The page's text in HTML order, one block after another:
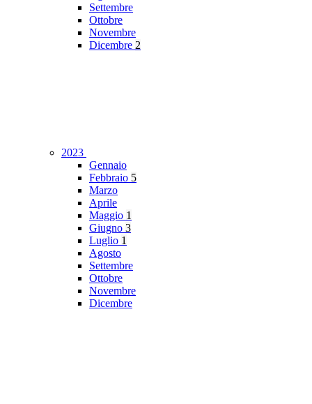
Settembre
Ottobre
Novembre
Dicembre 2
2023
Gennaio
Febbraio 5
Marzo
Aprile
Maggio 1
Giugno 3
Luglio 1
Agosto
Settembre
Ottobre
Novembre
Dicembre